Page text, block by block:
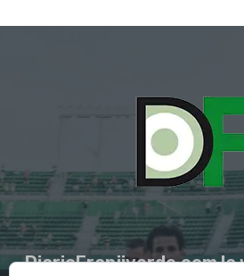
DiarioFranjiverde.com la